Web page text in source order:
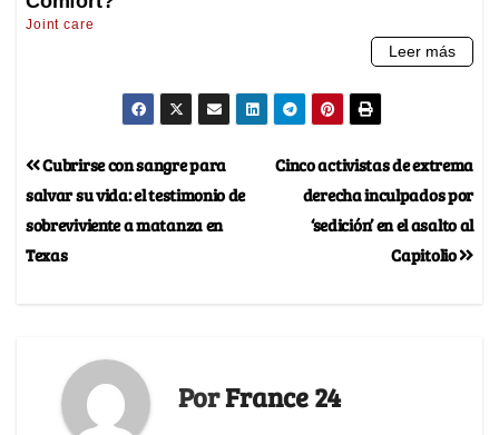
Cinco activistas de extrema
derecha inculpados por
‘sedición’ en el asalto al
Capitolio
Cubrirse con sangre para
salvar su vida: el testimonio de
sobreviviente a matanza en
Texas
PorFrance 24